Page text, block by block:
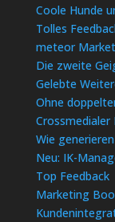
Coole Hunde
Tolles
meteor
Die zweite
Gelebte
Ohne
Crossmedialer
Wie
Neu: IK-
Top Feedback
Marketing